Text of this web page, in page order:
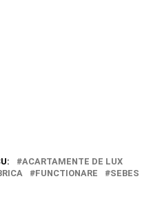
ACARTAMENTE DE LUX
FUNCTIONARE
SEBES